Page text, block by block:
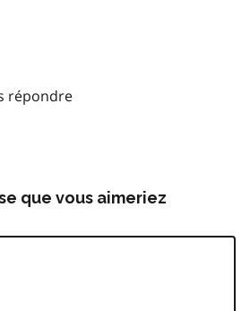
répondre
que vous aimeriez